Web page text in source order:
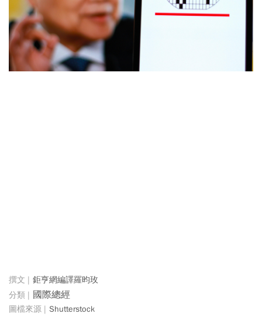
鉅亨網編譯羅昀玫
國際總經
Shutterstock